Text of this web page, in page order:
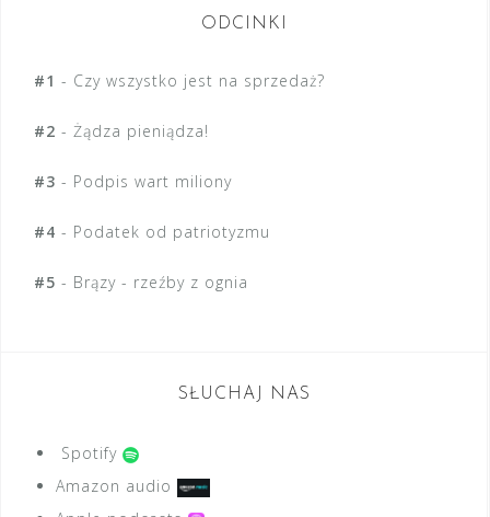
s
ODCINKI
#1 - Czy wszystko jest na sprzedaż?
#2 - Żądza pieniądza!
#3 - Podpis wart miliony
#4 - Podatek od patriotyzmu
#5 - Brązy - rzeźby z ognia
SŁUCHAJ NAS
Spotify
Amazon audio